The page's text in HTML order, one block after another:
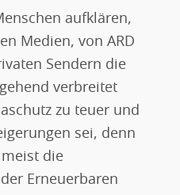
aufklären,
Medien, von ARD
Sendern die
verbreitet
zu teuer und
sei, denn
die
Erneuerbaren